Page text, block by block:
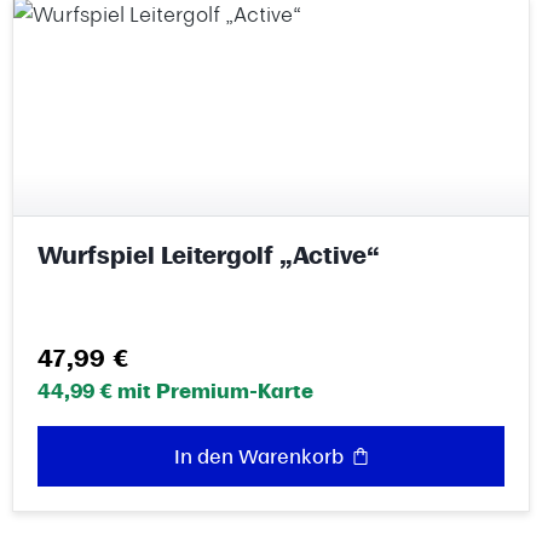
Wurfspiel Leitergolf „Active“
Regulärer Preis:
47,99 €
44,99 € mit Premium-Karte
In den Warenkorb